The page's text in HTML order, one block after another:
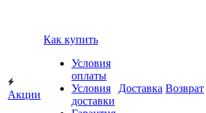
Акции
Как купить
Условия
оплаты
Условия
доставки
Доставка Возврат